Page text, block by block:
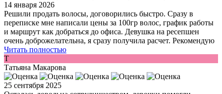
14 января 2026
Решили продать волосы, договорились быстро. Сразу в
переписке мне написали цены за 100гр волос, график работы
и маршрут как добраться до офиса. Девушка на ресепшен
очень доброжелательна, я сразу получила расчет. Рекомендую
Читать полностью
Т
Татьяна Макарова
25 сентября 2025